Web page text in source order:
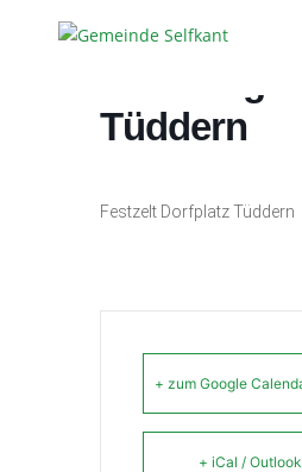
Tüddern
Festzelt Dorfplatz Tüddern
+ zum Google
+ iCal /